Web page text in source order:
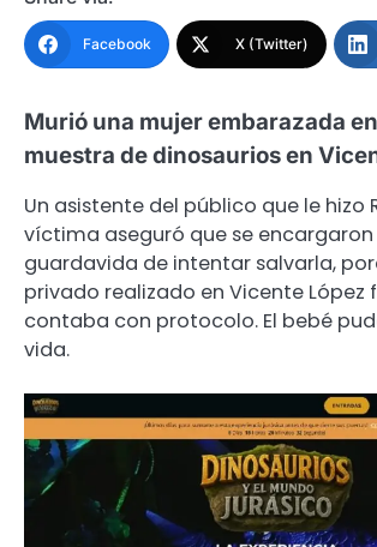
Facebook X (Twitter)
Murió una mujer embarazada
muestra de dinosaurios en
Un asistente del público que le hizo
víctima aseguró que se encargaron
guardavida de intentar salvarla,
privado realizado en Vicente López
contaba con protocolo. El bebé
vida.